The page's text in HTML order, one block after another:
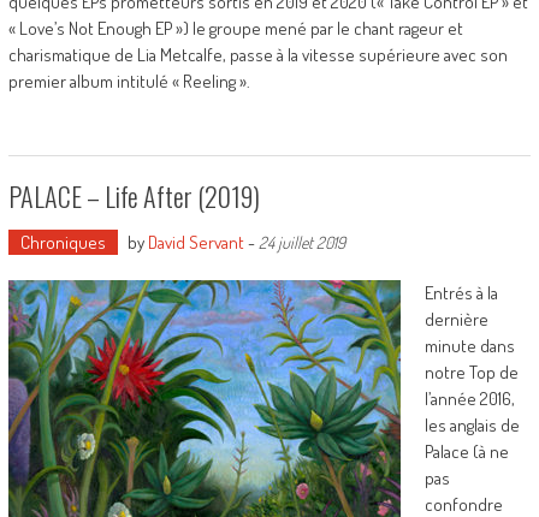
« Love’s Not Enough EP ») le groupe mené par le chant rageur et
charismatique de Lia Metcalfe, passe à la vitesse supérieure avec son
premier album intitulé « Reeling ».
PALACE – Life After (2019)
Chroniques by David Servant- 24 juillet 2019
Entrés à la
dernière
minute dans
notre Top de
l’année 2016,
les anglais de
Palace (à ne
pas
confondre